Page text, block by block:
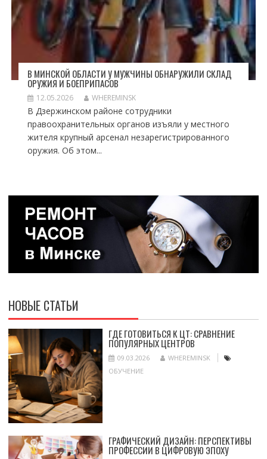
В МИНСКОЙ ОБЛАСТИ У МУЖЧИНЫ ОБНАРУЖИЛИ СКЛАД
ОРУЖИЯ И БОЕПРИПАСОВ
12.05.2026 WHEREMINSK
В Дзержинском районе сотрудники
правоохранительных органов изъяли у местного
жителя крупный арсенал незарегистрированного
оружия. Об этом...
НОВЫЕ СТАТЬИ
ГДЕ ГОТОВИТЬСЯ К ЦТ: СРАВНЕНИЕ
ПОПУЛЯРНЫХ ЦЕНТРОВ
09.03.2026
WHEREMINSK
ОБУЧЕНИЕ
ГРАФИЧЕСКИЙ ДИЗАЙН: ПЕРСПЕКТИВЫ
ПРОФЕССИИ В ЦИФРОВУЮ ЭПОХУ